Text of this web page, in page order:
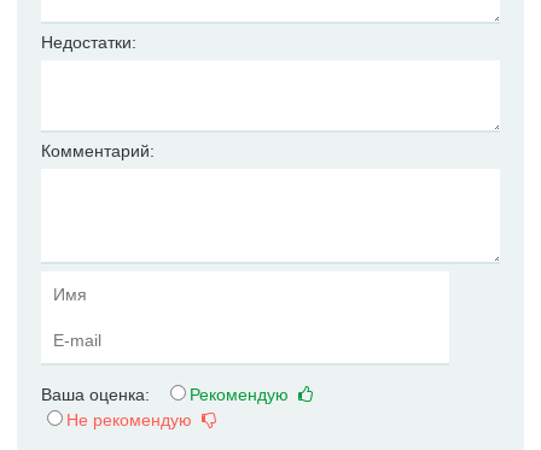
Недостатки:
Комментарий:
Ваша оценка:
Рекомендую
Не рекомендую